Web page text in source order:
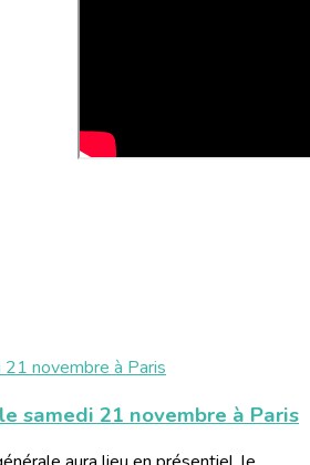
samedi 21 novembre à Paris